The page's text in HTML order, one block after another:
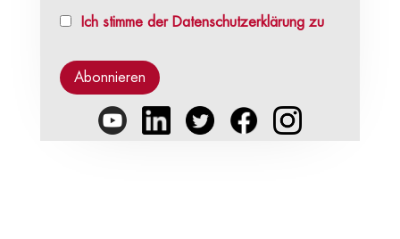
Ich stimme der Datenschutzerklärung zu